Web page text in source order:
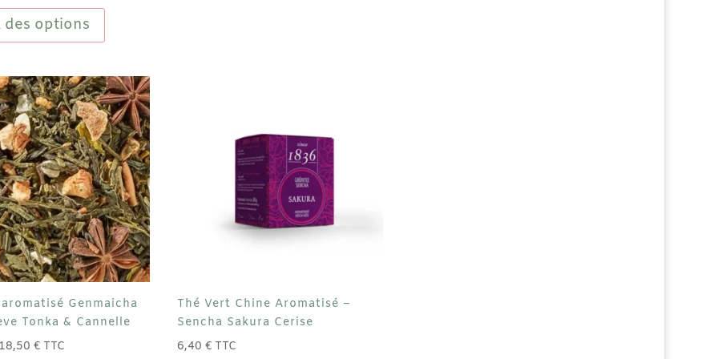
à
13,90 €
des options
a
variations.
Les
options
peuvent
être
choisies
sur
la
page
du
produit
Genmaicha
Tonka & Cannelle
18,50€Plage
TTC
Thé Vert Chine Aromatisé –
Sencha Sakura Cerise
6,40 € TTC